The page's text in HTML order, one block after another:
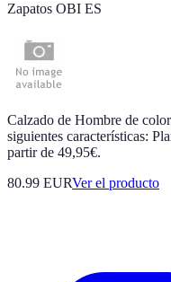
Zapatos OBI ES
Calzado de Hombre de
siguientes características:
partir de 49,95€.
80.99 EURVer el producto